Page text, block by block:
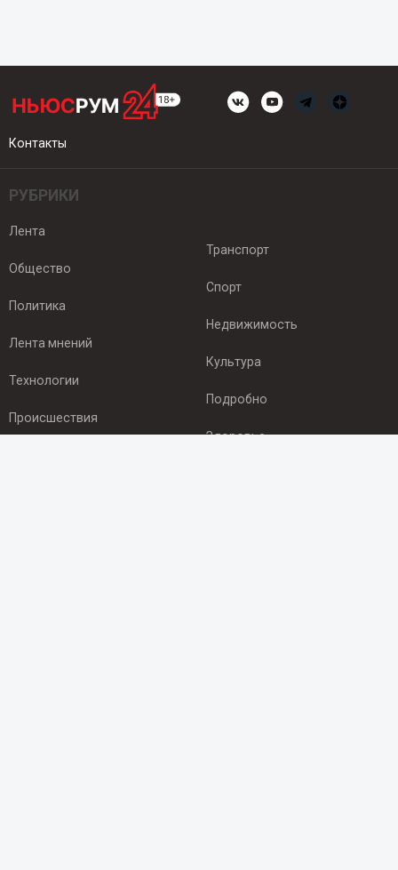
Контакты
РУБРИКИ
Лента
Общество
Политика
Лента мнений
Технологии
Происшествия
Транспорт
Спорт
Недвижимость
Культура
Подробно
Здоровье